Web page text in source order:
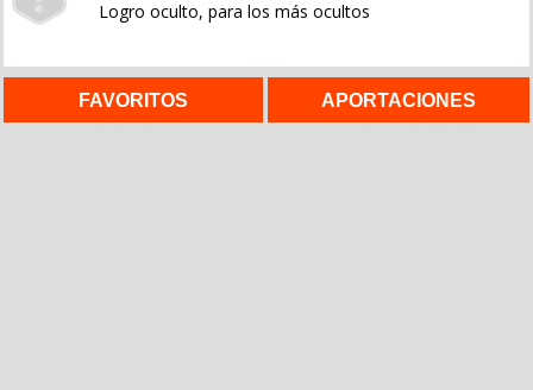
Logro oculto, para los más ocultos
FAVORITOS APORTACIONES